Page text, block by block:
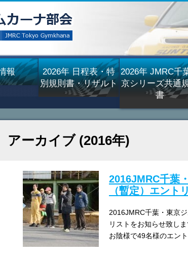
報
2026年 日程表・特
別規則書・リザルト
2026年 JMRC千
京シリーズ共通
書
アーカイブ (2016年)
2016JMRC千葉
（暫定）エント
2016JMRC千葉・東京
リストをお知らせ致し
お陰様で49名様のエン